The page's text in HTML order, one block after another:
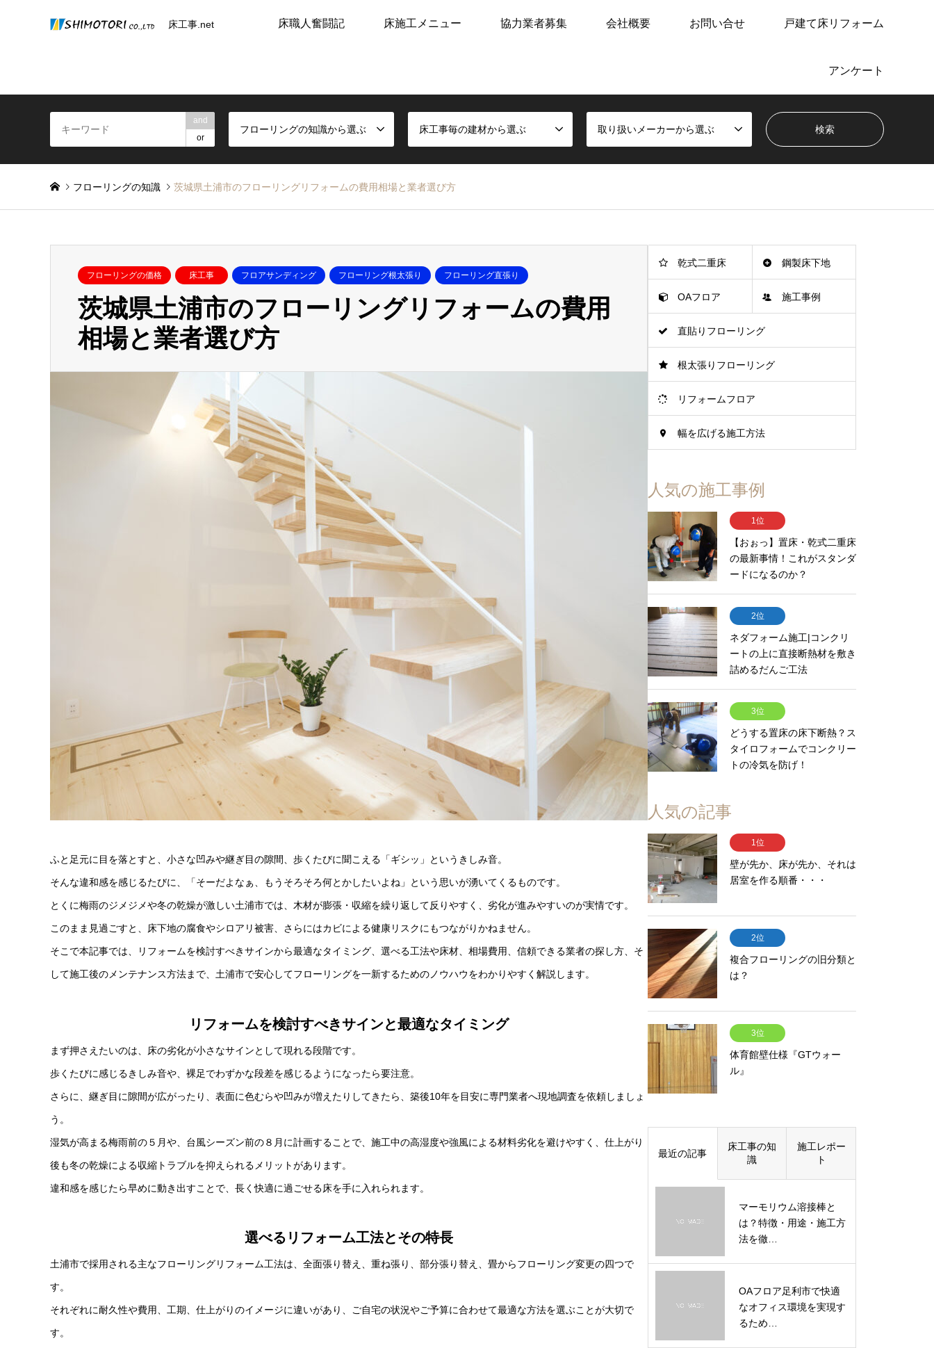
床工事.net 床職人奮闘記 床施工メニュー 協力業者募集 会社概要 お問い合せ 戸建て床リフォーム
アンケート
and
or
フローリングの知識から選ぶ 床工事毎の建材から選ぶ 取り扱いメーカーから選ぶ
フローリングの知識 茨城県土浦市のフローリングリフォームの費用相場と業者選び方
フローリングの価格 床工事 フロアサンディング フローリング根太張り フローリング直張り
茨城県土浦市のフローリングリフォームの費用
相場と業者選び方
ふと足元に目を落とすと、小さな凹みや継ぎ目の隙間、歩くたびに聞こえる「ギシッ」というきしみ音。
そんな違和感を感じるたびに、「そーだよなぁ、もうそろそろ何とかしたいよね」という思いが湧いてくるものです。
とくに梅雨のジメジメや冬の乾燥が激しい土浦市では、木材が膨張・収縮を繰り返して反りやすく、劣化が進みやすいのが実情です。
このまま見過ごすと、床下地の腐食やシロアリ被害、さらにはカビによる健康リスクにもつながりかねません。
そこで本記事では、リフォームを検討すべきサインから最適なタイミング、選べる工法や床材、相場費用、信頼できる業者の探し方、そ
して施工後のメンテナンス方法まで、土浦市で安心してフローリングを一新するためのノウハウをわかりやすく解説します。
リフォームを検討すべきサインと最適なタイミング
まず押さえたいのは、床の劣化が小さなサインとして現れる段階です。
歩くたびに感じるきしみ音や、裸足でわずかな段差を感じるようになったら要注意。
さらに、継ぎ目に隙間が広がったり、表面に色むらや凹みが増えたりしてきたら、築後10年を目安に専門業者へ現地調査を依頼しましょ
う。
湿気が高まる梅雨前の５月や、台風シーズン前の８月に計画することで、施工中の高湿度や強風による材料劣化を避けやすく、仕上がり
後も冬の乾燥による収縮トラブルを抑えられるメリットがあります。
違和感を感じたら早めに動き出すことで、長く快適に過ごせる床を手に入れられます。
選べるリフォーム工法とその特長
土浦市で採用される主なフローリングリフォーム工法は、全面張り替え、重ね張り、部分張り替え、畳からフローリング変更の四つで
す。
それぞれに耐久性や費用、工期、仕上がりのイメージに違いがあり、ご自宅の状況やご予算に合わせて最適な方法を選ぶことが大切で
す。
乾式二重床 鋼製床下地
OAフロア 施工事例
直貼りフローリング
根太張りフローリング
リフォームフロア
幅を広げる施工方法
人気の施工事例
1位
【おぉっ】置床・乾式二重床
の最新事情！これがスタンダ
ードになるのか？
2位
ネダフォーム施工|コンクリ
ートの上に直接断熱材を敷き
詰めるだんご工法
3位
どうする置床の床下断熱？ス
タイロフォームでコンクリー
トの冷気を防げ！
人気の記事
1位
壁が先か、床が先か、それは
居室を作る順番・・・
2位
複合フローリングの旧分類と
は？
3位
体育館壁仕様『GTウォー
ル』
最近の記事
床工事の知
識
施工レポー
ト
マーモリウム溶接棒と
は？特徴・用途・施工方
法を徹…
OAフロア足利市で快適
なオフィス環境を実現す
るため…